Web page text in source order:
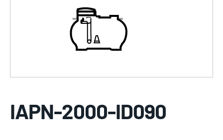
IAPN-2000-ID090